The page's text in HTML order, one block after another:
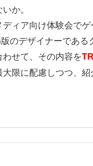
か。
ィア向け体験会で
のデザイナーである
せて、その内容を
限に配慮しつつ、紹